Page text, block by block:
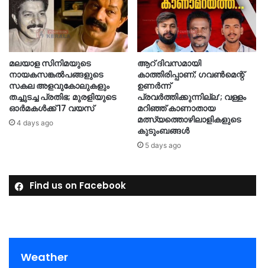
മലയാള സിനിമയുടെ
നായകസങ്കല്‍പങ്ങളുടെ
സകല അളവുകോലുകളും
തച്ചുടച്ച പ്രതിഭ; മുരളിയുടെ
ഓര്‍മകള്‍ക്ക് 17 വയസ്
4 days ago
ആറ് ദിവസമായി
കാത്തിരിപ്പാണ്; ഗവണ്‍മെന്റ്
ഉണര്‍ന്ന്
പ്രവര്‍ത്തിക്കുന്നില്ല’; വള്ളം
മറിഞ്ഞ് കാണാതായ
മത്സ്യത്തൊഴിലാളികളുടെ
കുടുംബങ്ങള്‍
5 days ago
Find us on Facebook
Weather